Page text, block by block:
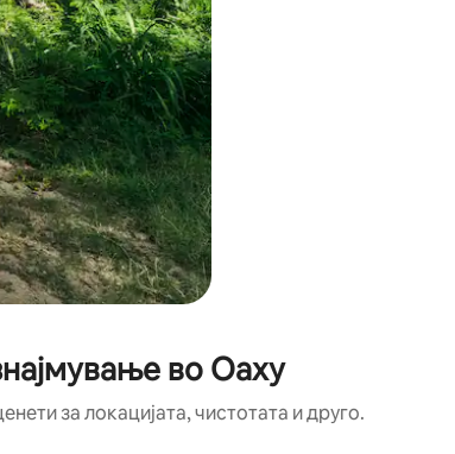
во Оаху
за локацијата, чистотата и друго.